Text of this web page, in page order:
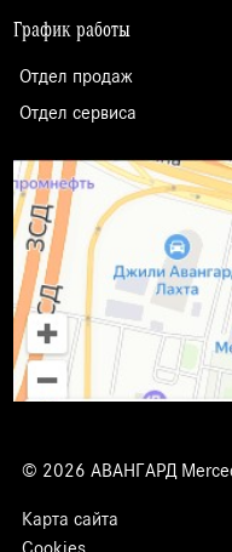
График работы
Отдел продаж
Отдел сервиса
© 2026 АВАНГАРД
Карта сайта